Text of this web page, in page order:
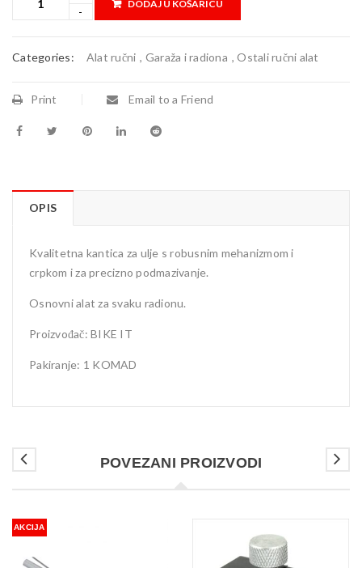
DODAJ U KOŠARICU
Categories: Alat ručni , Garaža i radiona ,Ostali ručni alat
Print Email to a Friend
OPIS
Kvalitetna kantica za ulje s robusnim mehanizmom i
crpkom i za precizno podmazivanje.
Osnovni alat za svaku radionu.
Proizvođač: BIKE IT
Pakiranje: 1 KOMAD
POVEZANI PROIZVODI
AKCIJA